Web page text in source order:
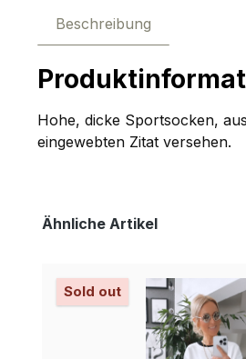
Beschreibung
Hohe, dicke Sportsocken,
eingewebten Zitat versehen.
Produktgalerie überspringen
Ähnliche Artikel
Sold out